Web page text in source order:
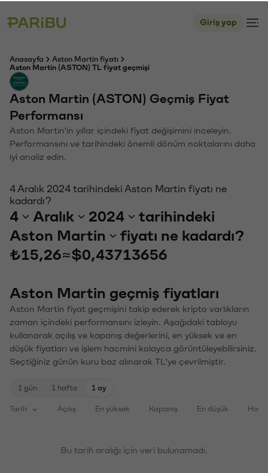
Giriş yap
Anasayfa
Aston Martin fiyatı
Aston Martin (ASTON) TL fiyat geçmişi
Aston Martin (ASTON) Geçmiş Fiyat
Performansı
Aston Martin'in yıllar içindeki fiyat değişimini inceleyin.
Performansını ve tarihindeki önemli dönüm noktalarını daha
iyi analiz edin.
4 Aralık 2024 tarihindeki Aston Martin fiyatı ne
kadardı?
4 Aralık 2024
tarihindeki
Aston Martin
fiyatı ne kadardı?
₺15,26≈$0,43713656
Aston Martin geçmiş fiyatları
Aston Martin fiyat geçmişini takip ederek kripto varlıkların
zaman içindeki performansını izleyin. Aşağıdaki tabloyu
kullanarak açılış ve kapanış değerlerini, en yüksek ve en
düşük fiyatları ve işlem hacmini kolayca görüntüleyebilirsiniz.
Seçtiğiniz günün kuru baz alınarak TL'ye çevrilmiştir.
1 gün 1 hafta 1 ay
Tarih Açılış En yüksek Kapanış En düşük
Bu tarih aralığı için veri bulunamadı.